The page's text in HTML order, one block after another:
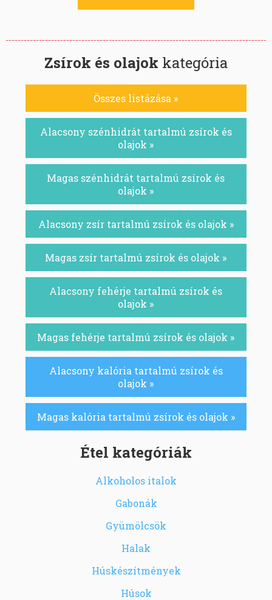
Zsírok és olajok kategória
Összes listázása »
Alacsony szénhidrát tartalmú zsírok és
olajok »
Magas szénhidrát tartalmú zsírok és
olajok »
Alacsony zsír tartalmú zsírok és olajok »
Magas zsír tartalmú zsírok és olajok »
Alacsony fehérje tartalmú zsírok és
olajok »
Magas fehérje tartalmú zsírok és olajok »
Alacsony kalória tartalmú zsírok és
olajok »
Magas kalória tartalmú zsírok és olajok »
Étel kategóriák
Alkoholos italok
Gabonák
Gyümölcsök
Halak
Húskészítmények
Húsok